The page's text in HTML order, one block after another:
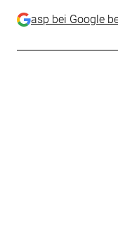
asp bei Google